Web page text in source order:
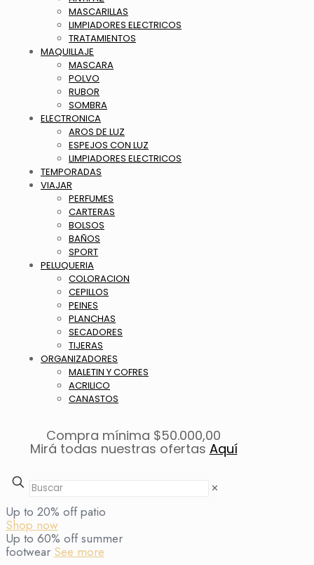
MASCARILLAS
LIMPIADORES ELECTRICOS
TRATAMIENTOS
MAQUILLAJE
MASCARA
POLVO
RUBOR
SOMBRA
ELECTRONICA
AROS DE LUZ
ESPEJOS CON LUZ
LIMPIADORES ELECTRICOS
TEMPORADAS
VIAJAR
PERFUMES
CARTERAS
BOLSOS
BAÑOS
SPORT
PELUQUERIA
COLORACION
CEPILLOS
PEINES
PLANCHAS
SECADORES
TIJERAS
ORGANIZADORES
MALETIN Y COFRES
ACRILICO
CANASTOS
Compra mínima $50.000,00
Mirá todas nuestras ofertas Aquí
✕
Up to 20% off patio
Shop now
Up to 60% off summer
footwear See more